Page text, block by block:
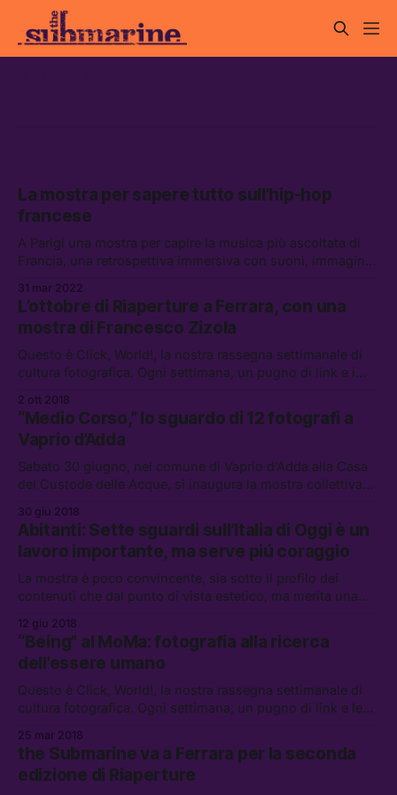
La mostra per sapere tutto sull’hip-hop
francese
A Parigi una mostra per capire la musica più ascoltata di
Francia, una retrospettiva immersiva con suoni, immagini,
31 mar 2022
L’ottobre di Riaperture a Ferrara, con una
mostra di Francesco Zizola
Questo è Click, World!, la nostra rassegna settimanale di
cultura fotografica. Ogni settimana, un pugno di link e i
2 ott 2018
“Medio Corso,” lo sguardo di 12 fotografi a
Vaprio d’Adda
Sabato 30 giugno, nel comune di Vaprio d’Adda alla Casa
del Custode delle Acque, si inaugura la mostra collettiva
30 giu 2018
Abitanti: Sette sguardi sull’Italia di Oggi è un
lavoro importante, ma serve piú coraggio
La mostra è poco convincente, sia sotto il profilo dei
contenuti che dal punto di vista estetico, ma merita una
12 giu 2018
“Being” al MoMa: fotografia alla ricerca
dell’essere umano
Questo è Click, World!, la nostra rassegna settimanale di
cultura fotografica. Ogni settimana, un pugno di link e le
25 mar 2018
the Submarine va a Ferrara per la seconda
edizione di Riaperture